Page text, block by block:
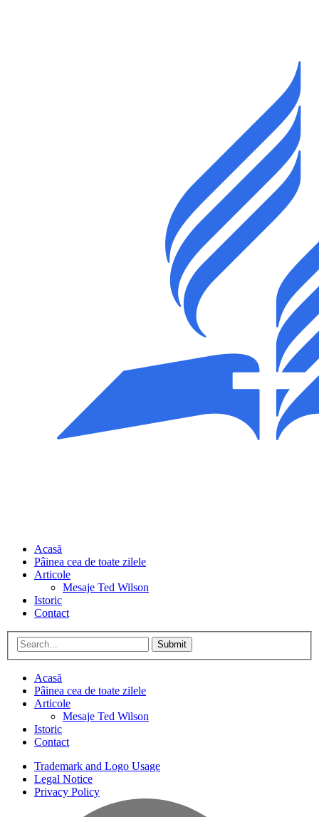
Acasă
Pâinea cea de toate zilele
Articole
Mesaje Ted Wilson
Istoric
Contact
Submit
Acasă
Pâinea cea de toate zilele
Articole
Mesaje Ted Wilson
Istoric
Contact
Trademark and Logo Usage
Legal Notice
Privacy Policy